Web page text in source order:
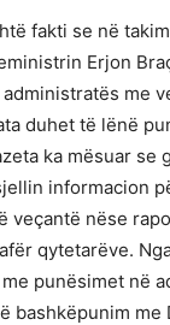
fakti se në
Erjon
me
duhet të lënë
ka mësuar
informacion
veçantë nëse
qytetarëve.
punësimet në
bashkëpunim